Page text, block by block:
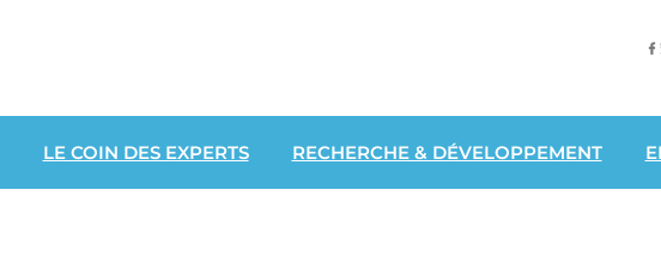
LE COIN DES EXPERTS RECHERCHE & DÉVELOPPEMENT